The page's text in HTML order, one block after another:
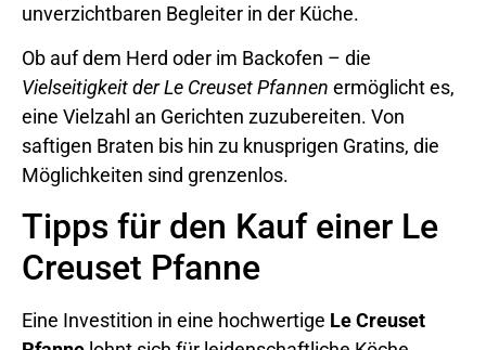
unverzichtbaren Begleiter in der Küche.
Ob auf dem Herd oder im Backofen – die
Vielseitigkeit der Le Creuset Pfannen ermöglicht es,
eine Vielzahl an Gerichten zuzubereiten. Von
saftigen Braten bis hin zu knusprigen Gratins, die
Möglichkeiten sind grenzenlos.
Tipps für den Kauf einer Le
Creuset Pfanne
Eine Investition in eine hochwertige Le Creuset